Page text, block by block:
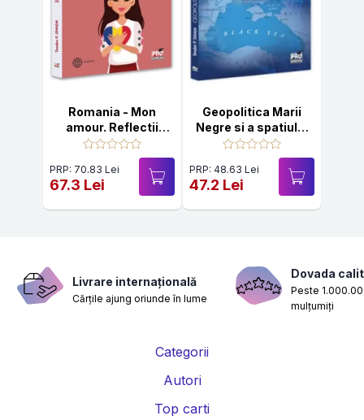
Romania - Mon
amour. Reflectii
geografice si
geopolitice
PRP: 70.83 Lei
67.3 Lei
Geopolitica Marii
Negre si a spatiului
pontic
PRP: 48.63 Lei
47.2 Lei
Livrare internațională
Cărțile ajung oriunde în lume
Dovada
Peste
mulțumiți
Categorii
Autori
Top carti